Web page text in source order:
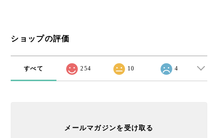
ショップの評価
すべて 254 10 4
メールマガジンを受け取る